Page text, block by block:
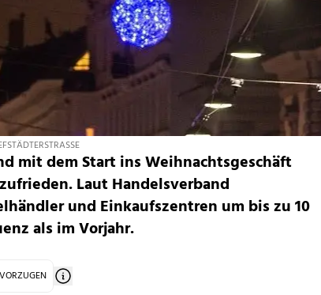
mit dem Start ins Weihnachtsgeschäft
Laut Handelsverband
und Einkaufszentren um bis zu 10
als im Vorjahr.